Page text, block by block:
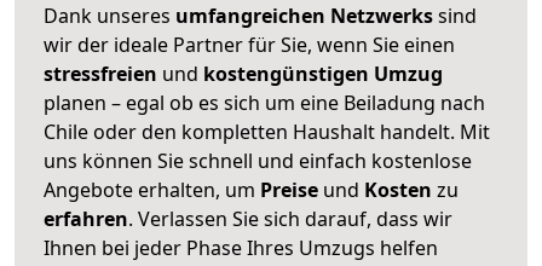
Dank unseres umfangreichen Netzwerkssind
wir der ideale Partner für Sie, wenn Sie einen
stressfreien und kostengünstigen Umzug
planen – egal ob es sich um eine Beiladung nach
Chile oder den kompletten Haushalt handelt. Mit
uns können Sie schnell und einfach kostenlose
Angebote erhalten, um Preise und Kosten zu
erfahren. Verlassen Sie sich darauf, dass wir
Ihnen bei jeder Phase Ihres Umzugs helfen